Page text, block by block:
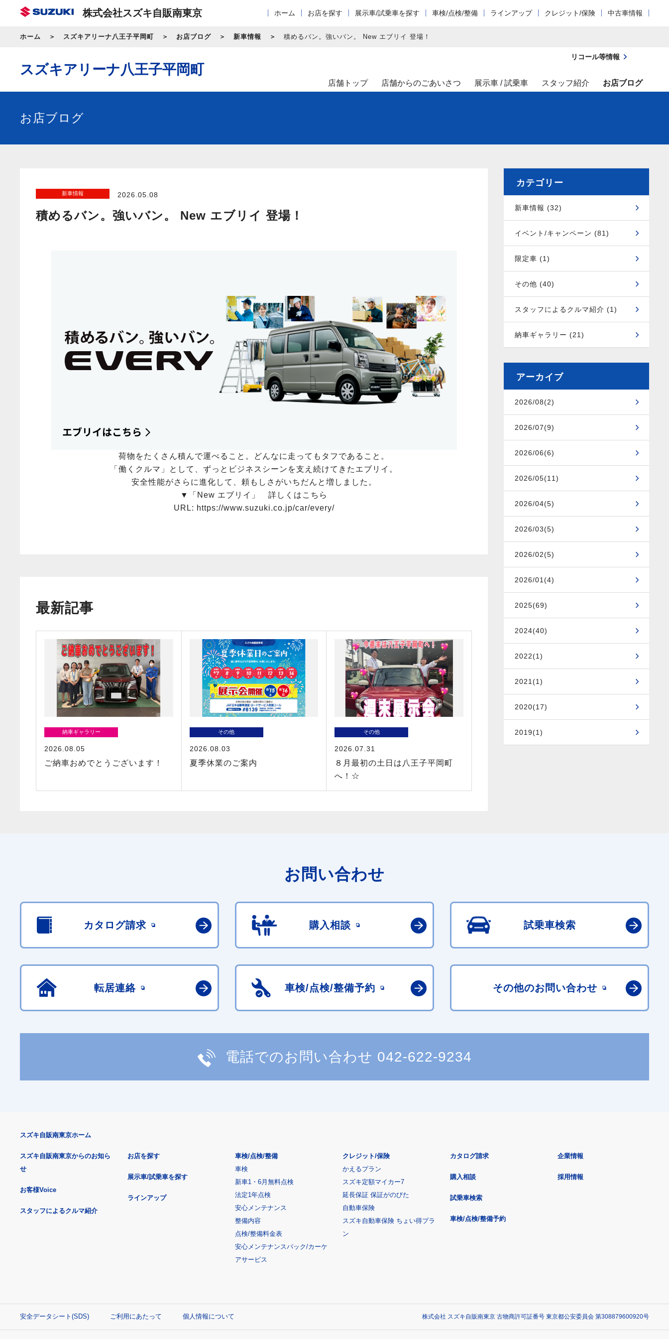
株式会社スズキ自販南東京 ホーム お店を探す 展示車/試乗車を探す 車検/点検/整備 ラインアップ クレジット/保険 中古車情報
ホーム スズキアリーナ八王子平岡町 お店ブログ 新車情報 積めるバン。強いバン。 New エブリイ 登場！
スズキアリーナ八王子平岡町
店舗トップ 店舗からのごあいさつ 展示車 / 試乗車 スタッフ紹介 お店ブログ
リコール等情報
お店ブログ
新車情報 2026.05.08
積めるバン。強いバン。 New エブリイ 登場！
荷物をたくさん積んで運べること。どんなに走ってもタフであること。
「働くクルマ」として、ずっとビジネスシーンを支え続けてきたエブリイ。
安全性能がさらに進化して、頼もしさがいちだんと増しました。
▼「New エブリイ」 詳しくはこちら
URL: https://www.suzuki.co.jp/car/every/
最新記事
納車ギャラリー
2026.08.05
ご納車おめでとうございます！
その他
2026.08.03
夏季休業のご案内
その他
2026.07.31
８月最初の土日は八王子平岡町
へ！☆
カテゴリー
新車情報 (32)
イベント/キャンペーン (81)
限定車 (1)
その他 (40)
スタッフによるクルマ紹介 (1)
納車ギャラリー (21)
アーカイブ
2026/08(2)
2026/07(9)
2026/06(6)
2026/05(11)
2026/04(5)
2026/03(5)
2026/02(5)
2026/01(4)
2025(69)
2024(40)
2022(1)
2021(1)
2020(17)
2019(1)
お問い合わせ
カタログ請求 購入相談 試乗車検索
転居連絡 車検/点検/整備予約 その他のお問い合わせ
電話でのお問い合わせ 042-622-9234
スズキ自販南東京ホーム
スズキ自販南東京からのお知ら
せ
お客様Voice
スタッフによるクルマ紹介
お店を探す
展示車/試乗車を探す
ラインアップ
車検/点検/整備
車検
新車1・6月無料点検
法定1年点検
安心メンテナンス
整備内容
点検/整備料金表
安心メンテナンスパック/カーケ
アサービス
クレジット/保険
かえるプラン
スズキ定額マイカー7
延長保証 保証がのびた
自動車保険
スズキ自動車保険 ちょい得プラ
ン
カタログ請求
購入相談
試乗車検索
車検/点検/整備予約
企業情報
採用情報
安全データシート(SDS) ご利用にあたって 個人情報について 株式会社 スズキ自販南東京 古物商許可証番号 東京都公安委員会 第308879600920号